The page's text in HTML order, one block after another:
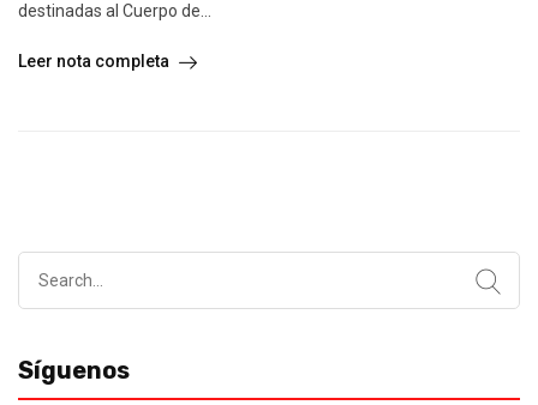
destinadas al Cuerpo de...
Leer nota completa
Síguenos